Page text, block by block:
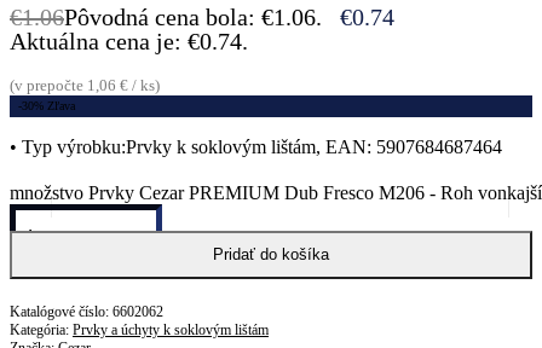
€1.06Pôvodná cena bola: €1.06. €0.74
Aktuálna cena je: €0.74.
(v prepočte 1,06 € / ks)
-30% Zľava
• Typ výrobku:Prvky k soklovým lištám, EAN: 5907684687464
množstvo Prvky Cezar PREMIUM Dub Fresco M206 - Roh vonkajší
Pridať do košíka
6602062
Kategória: Prvky a úchyty k soklovým lištám